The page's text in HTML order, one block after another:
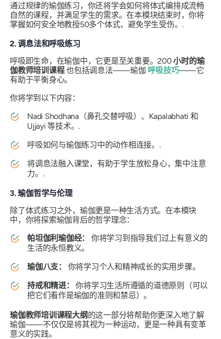
通过规律的瑜伽练习，你还将学会如何将体式编排成流畅
自然的课程，并满足学生的需求。在本模块结束时，你将
掌握如何安全地教授50多个体式，避免学生受伤。.
2. 调息法和呼吸练习
呼吸即生命，在瑜伽中，它更是至关重要。200小时的瑜
伽教师培训课程也包括调息法——瑜伽 呼吸技巧——它
有助于平衡身心。
你将学到以下内容：
Nadi Shodhana（鼻孔交替呼吸）、Kapalabhati 和
Ujjayi 等技术。.
呼吸如何与瑜伽练习中的动作相连接。.
将调息法融入课堂，有助于学生放松身心，集中注意
力。.
3. 瑜伽哲学与伦理
除了体式练习之外，瑜伽更是一种生活方式。在本模块
中，你将探索瑜伽背后的哲学理念：
帕坦伽利瑜伽经：
你将学习到指导我们过上有意义的
生活的永恒教义。
瑜伽八支：
你将学习个人和精神成长的实用步骤。
持戒和精进：
你将学习生活所遵循的道德原则（可以
把它们看作是瑜伽的准则和禁忌）。
瑜伽教师培训课程大纲的这一部分将帮助你更深入地了解
瑜伽——不仅仅是将其视为一种运动，更是一种具有变革
意义的实践。